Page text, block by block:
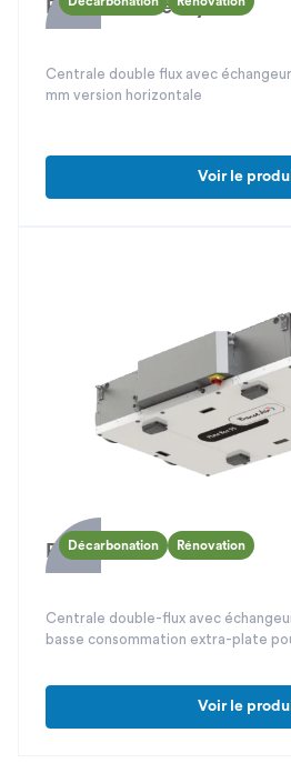
Power Box Ready
Centrale double flux avec
mm version horizontale
Voir le
Décarbonation Rénovation
Plate Box
Centrale double-flux avec
basse consommation extra-plate
Voir le